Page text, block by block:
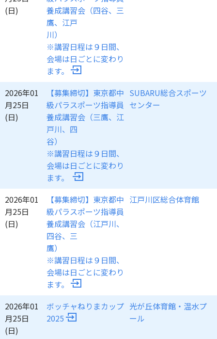
(日)
養成講習会（四谷、三
鷹、江戸
川
※講習日程は９日間、
会場は日ごとに変わり
ます。
2026年01
月25日
(日)
【募集締切】東京都中
級パラスポーツ指導員
養成講習会（三鷹、江
戸川、四
谷
※講習日程は９日間、
会場は日ごとに変わり
ます。
SUBARU総合スポーツ
センター
2026年01
月25日
(日)
【募集締切】東京都中
級パラスポーツ指導員
養成講習会（江戸川、
四谷、三
鷹
※講習日程は９日間、
会場は日ごとに変わり
ます。
江戸川区総合体育館
2026年01
月25日
(日)
ボッチャねりまカップ
2025
光が丘体育館・温水プ
ール